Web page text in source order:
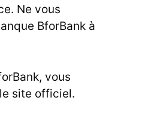
Ne vous
BforBank à
vous
le site officiel.